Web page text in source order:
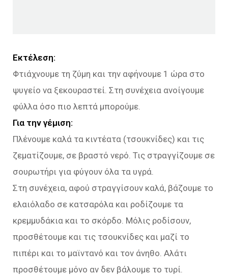
Εκτέλεση:
Φτιάχνουμε τη ζύμη και την αφήνουμε 1 ώρα στο
ψυγείο να ξεκουραστεί. Στη συνέχεια ανοίγουμε
φύλλα όσο πιο λεπτά μπορούμε.
Για την γέμιση:
Πλένουμε καλά τα κιντέατα (τσουκνίδες) και τις
ζεματίζουμε, σε βραστό νερό. Τις στραγγίζουμε σε
σουρωτήρι για φύγουν όλα τα υγρά.
Στη συνέχεια, αφού στραγγίσουν καλά, βάζουμε το
ελαιόλαδο σε κατσαρόλα και ροδίζουμε τα
κρεμμυδάκια και το σκόρδο. Μόλις ροδίσουν,
προσθέτουμε και τις τσουκνίδες και μαζί το
πιπέρι και το μαϊντανό και τον άνηθο. Αλάτι
προσθέτουμε μόνο αν δεν βάλουμε το τυρί.